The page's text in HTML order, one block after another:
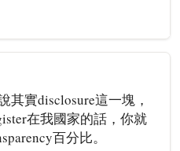
其實disclosure這一塊，
在我國家的話，你就
百分比。